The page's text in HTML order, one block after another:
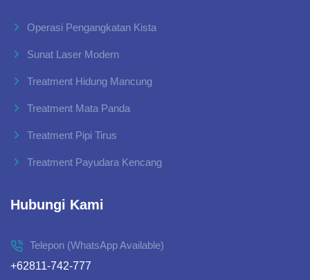
Operasi Pengangkatan Kista
Sunat Laser Modern
Treatment Hidung Mancung
Treatment Mata Panda
Treatment Pipi Tirus
Treatment Payudara Kencang
Hubungi Kami
Telepon (WhatsApp Available)
+62811-742-777